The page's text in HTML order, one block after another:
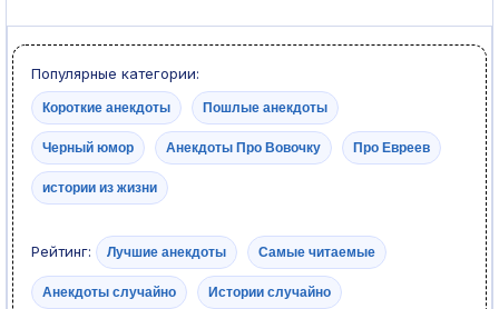
Популярные категории:
Короткие анекдоты Пошлые анекдоты
Черный юмор Анекдоты Про Вовочку Про Евреев
истории из жизни
Рейтинг: Лучшие анекдоты Самые читаемые
Анекдоты случайно Истории случайно